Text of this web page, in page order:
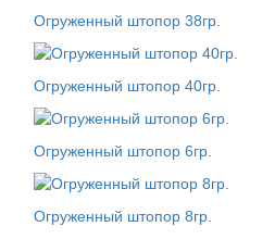
Огруженный штопор 38гр.
Огруженный штопор 40гр.
Огруженный штопор 6гр.
Огруженный штопор 8гр.